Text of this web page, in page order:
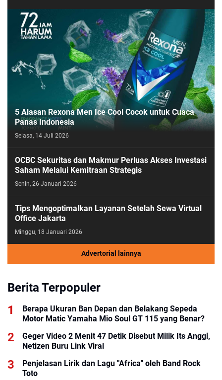
5 Alasan Rexona Men Ice Cool Cocok untuk Cuaca
Panas Indonesia
Selasa, 14 Juli 2026
OCBC Sekuritas dan Makmur Perluas Akses Investasi
Saham Melalui Kemitraan Strategis
Senin, 26 Januari 2026
Tips Mengoptimalkan Layanan Setelah Sewa Virtual
Office Jakarta
Minggu, 18 Januari 2026
Advertorial lainnya
Berita Terpopuler
Berapa Ukuran Ban Depan dan Belakang Sepeda
Motor Matic Yamaha Mio Soul GT 115 yang Benar?
Geger Video 2 Menit 47 Detik Disebut Milik Its Anggi,
Netizen Buru Link Viral
Penjelasan Lirik dan Lagu "Africa" oleh Band Rock
Toto